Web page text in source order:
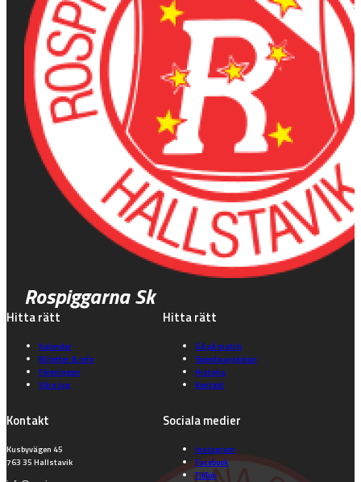
Rospiggarna Sk
Hitta rätt
Kalender
Biljetter & info
Föreningen
Våra lag
Hitta rätt
Gå på match
Speedwayskolan
Historia
Kontakt
Kontakt
Kusbyvägen 45
763 35 Hallstavik
Sociala medier
Instagram
Facebook
TikTok